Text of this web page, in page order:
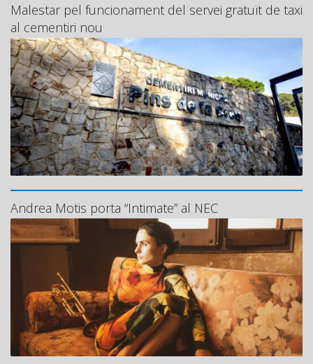
Malestar pel funcionament del servei gratuït de taxi
al cementiri nou
Andrea Motis porta “Intimate” al NEC